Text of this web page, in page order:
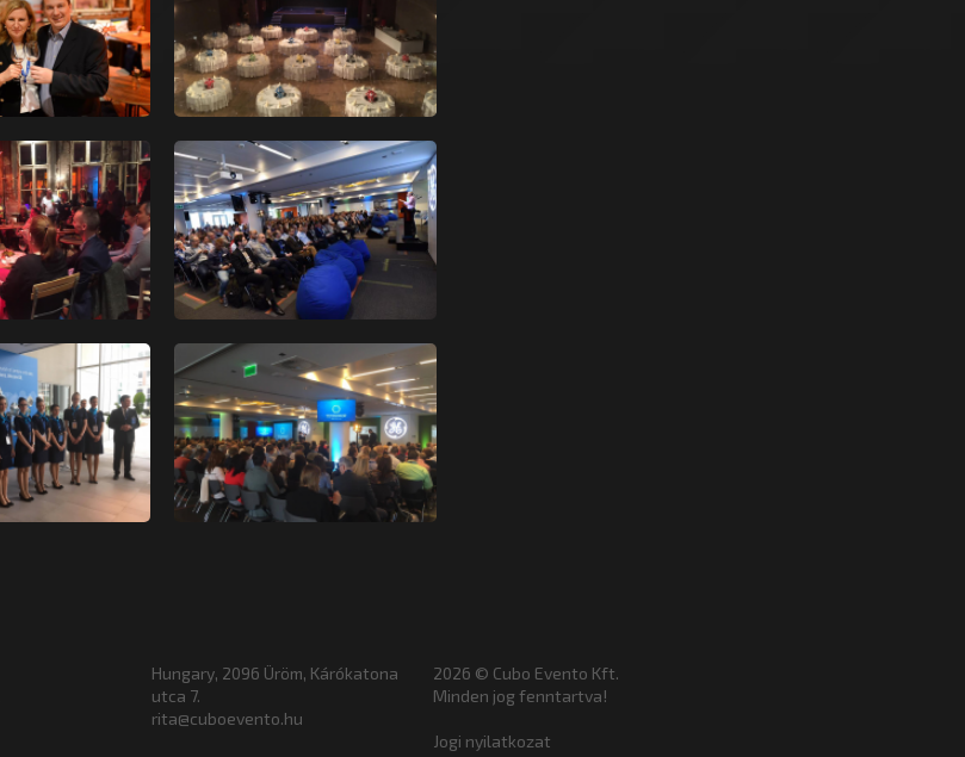
Hungary, 2096 Üröm, Kárókatona
utca 7.
rita@cuboevento.hu
2026 © Cubo Evento Kft.
Minden jog fenntartva!
Jogi nyilatkozat